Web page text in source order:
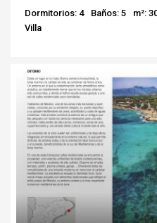
Dormitorios: 4 Baños: 5
m²:
Villa